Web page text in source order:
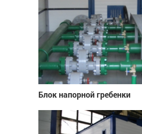
Блок напорной гребенки